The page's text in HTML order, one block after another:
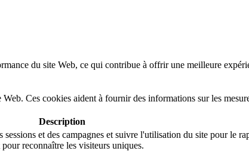
du site Web, ce qui contribue à offrir une meilleure
Ces cookies aident à fournir des informations sur les
Description
et des campagnes et suivre l'utilisation du site pour le
reconnaître les visiteurs uniques.